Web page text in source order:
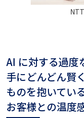
AI に対する過度
手にどんどん賢
ものを抱いてい
お客様との温度